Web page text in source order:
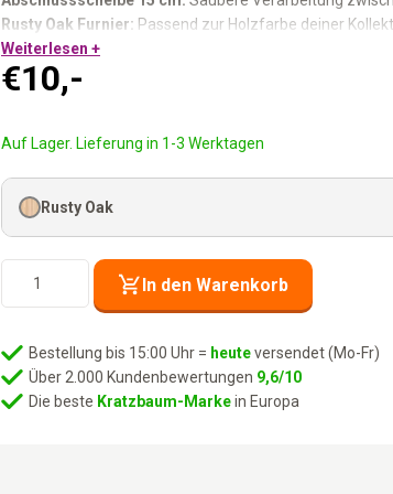
Rusty Oak Furnier: Passend zur Holzfarbe deiner
Verwendung bei Climb 1560 / Post 1560 und Hang
Weiterlesen +
€10,-
Auf Lager. Lieferung in 1-3 Werktagen
Rusty Oak
Rusty
Oak
In den Warenkorb
Bestellung bis 15:00 Uhr = heuteversendet (Mo-Fr)
Über 2.000 Kundenbewertungen 9,6/10
Die beste Kratzbaum-Markein Europa